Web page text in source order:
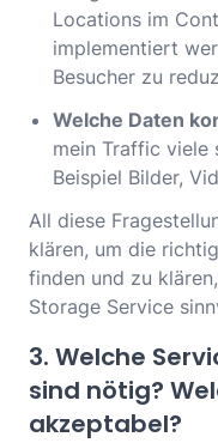
Locations im
implementiert
Besucher zu
Welche Daten
mein Traffic viele
Beispiel Bilder,
All diese
klären, um die
finden und zu
Storage Service
3. Welche
sind nötig?
akzeptabel?